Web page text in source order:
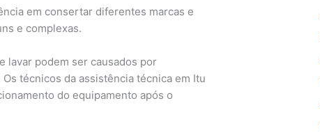
em consertar diferentes marcas e
e complexas.
lavar podem ser causados por
técnicos da assistência técnica em Itu
do equipamento após o